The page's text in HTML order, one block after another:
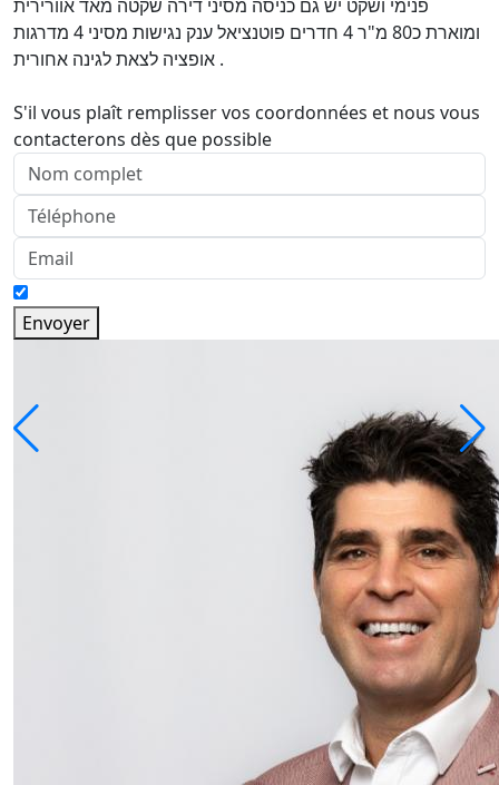
פנימי ושקט יש גם כניסה מסיני דירה שקטה מאד אוורירית
ומוארת כ80 מ"ר 4 חדרים פוטנציאל ענק נגישות מסיני 4 מדרגות
. אופציה לצאת לגינה אחורית
S'il vous plaît remplisser vos coordonnées et nous vous
contacterons dès que possible
Envoyer